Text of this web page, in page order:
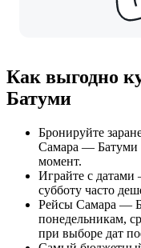
Как выгодно
Батуми
Бронируйте
Самара — Батуми
момент.
Играйте с
субботу часто
Рейсы Самара —
понедельникам,
при выборе дат